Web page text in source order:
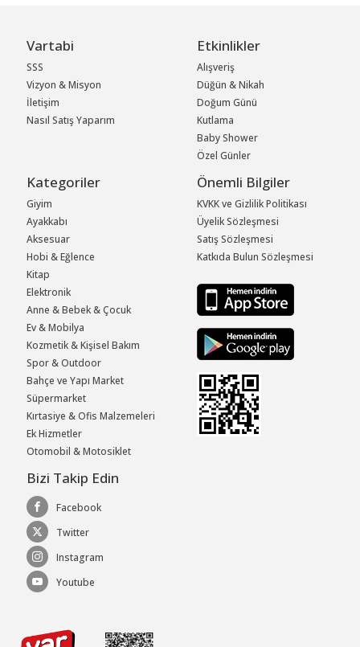
Vartabi
SSS
Vizyon & Misyon
İletişim
Nasıl Satış Yaparım
Etkinlikler
Alışveriş
Düğün & Nikah
Doğum Günü
Kutlama
Baby Shower
Özel Günler
Kategoriler
Giyim
Ayakkabı
Aksesuar
Hobi & Eğlence
Kitap
Elektronik
Anne & Bebek & Çocuk
Ev & Mobilya
Kozmetik & Kişisel Bakım
Spor & Outdoor
Bahçe ve Yapı Market
Süpermarket
Kırtasiye & Ofis Malzemeleri
Ek Hizmetler
Otomobil & Motosiklet
Önemli Bilgiler
KVKK ve Gizlilik Politikası
Üyelik Sözleşmesi
Satış Sözleşmesi
Katkıda Bulun Sözleşmesi
Bizi Takip Edin
Facebook
Twitter
Instagram
Youtube